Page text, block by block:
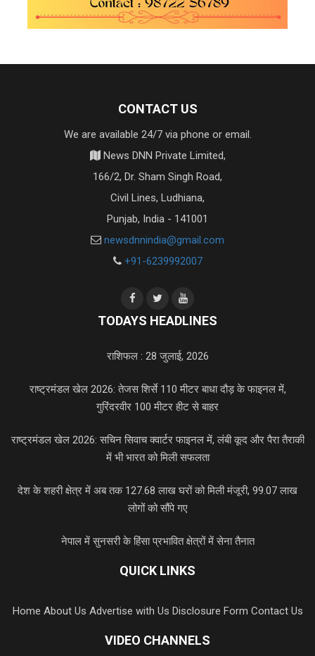
CONTACT US
We are available 24/7 via phone or email.
News DNN Private Limited,
166/2, Dr. Sham Singh Road,
Civil Lines, Ludhiana,
Punjab, India - 141001
newsdnnindia@gmail.com
+91-6239992007
TODAYS HEADLINES
राशिफल : 28 जुलाई, 2026
राष्ट्रमंडल खेल 2026: तेजस शिर्से 110 मीटर बाधा दौड़ के फाइनल में,
गुरिंदरवीर 100 मीटर हीट से बाहर
राष्ट्रमंडल खेल 2026: सचिन सिवाच क्वार्टर फाइनल में, लंबी कूद और पैरा तैराकी
में भी भारत को मिली सफलता
देश के शहरी क्षेत्र में अब तक 127.68 लाख घरों को मिली मंजूरी, 99.07 लाख
लोगों को सौंपे गए
नेपाल में सुनसरी के हिंसा प्रभावित क्षेत्रों में सेना तैनात
QUICK LINKS
Home About Us Advertise with Us Disclosure Form Contact Us
VIDEO CHANNELS